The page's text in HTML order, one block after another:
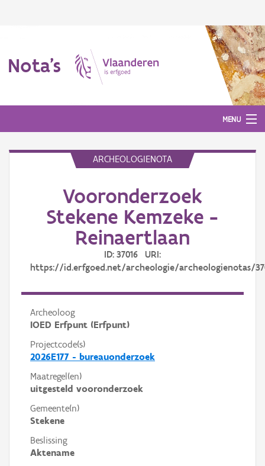
Nota's
MENU
ARCHEOLOGIENOTA
Vooronderzoek
Stekene Kemzeke -
Reinaertlaan
ID: 37016 URI:
https://id.erfgoed.net/archeologie/archeologienotas/
Archeoloog
IOED Erfpunt (Erfpunt)
Projectcode(s)
2026E177 - bureauonderzoek
Maatregel(en)
uitgesteld vooronderzoek
Gemeente(n)
Stekene
Beslissing
Aktename